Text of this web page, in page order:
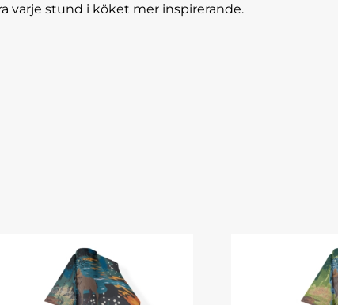
varje stund i köket mer inspirerande.